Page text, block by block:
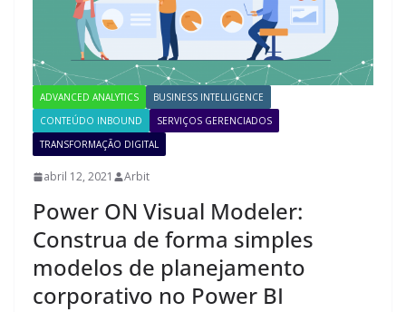
ADVANCED ANALYTICS
BUSINESS INTELLIGENCE
CONTEÚDO INBOUND
SERVIÇOS GERENCIADOS
TRANSFORMAÇÃO DIGITAL
abril 12, 2021 Arbit
Power ON Visual Modeler:
Construa de forma simples
modelos de planejamento
corporativo no Power BI